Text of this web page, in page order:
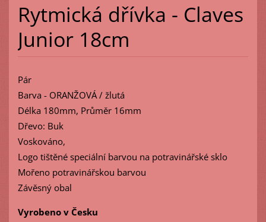
Rytmická dřívka - Claves
Junior 18cm
Pár
Barva - ORANŽOVÁ / žlutá
Délka 180mm, Průměr 16mm
Dřevo: Buk
Voskováno,
Logo tištěné speciální barvou na potravinářské sklo
Mořeno potravinářskou barvou
Závěsný obal
Vyrobeno v Česku